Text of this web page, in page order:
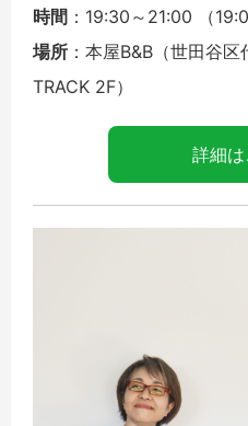
時間 ：19:30～21:00 （
場所 ：本屋B&B（世田谷
TRACK 2F）
詳細